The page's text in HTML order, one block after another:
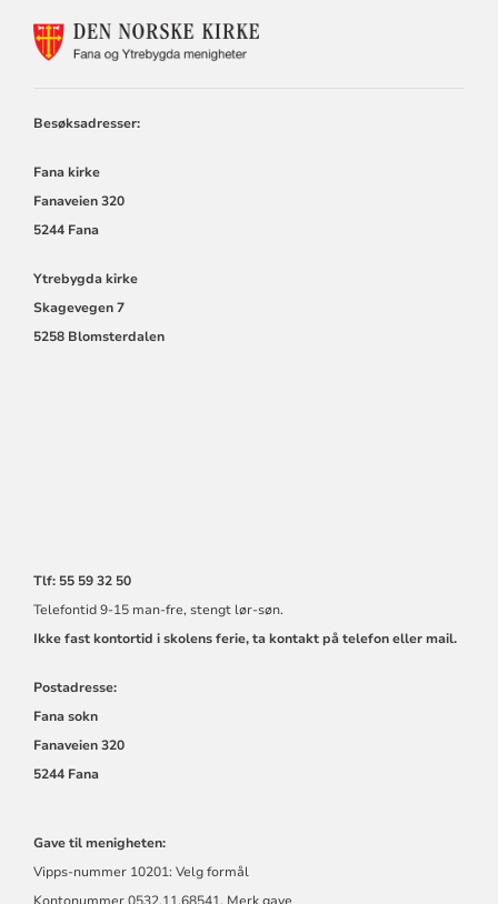
Besøksadresser:
Fana kirke
Fanaveien 320
5244 Fana
Ytrebygda kirke
Skagevegen 7
5258 Blomsterdalen
Tlf: 55 59 32 50
Telefontid 9-15 man-fre, stengt lør-søn.
Ikke fast kontortid i skolens ferie, ta kontakt på telefon eller mail.
Postadresse:
Fana sokn
Fanaveien 320
5244 Fana
Gave til menigheten:
Vipps-nummer 10201: Velg formål